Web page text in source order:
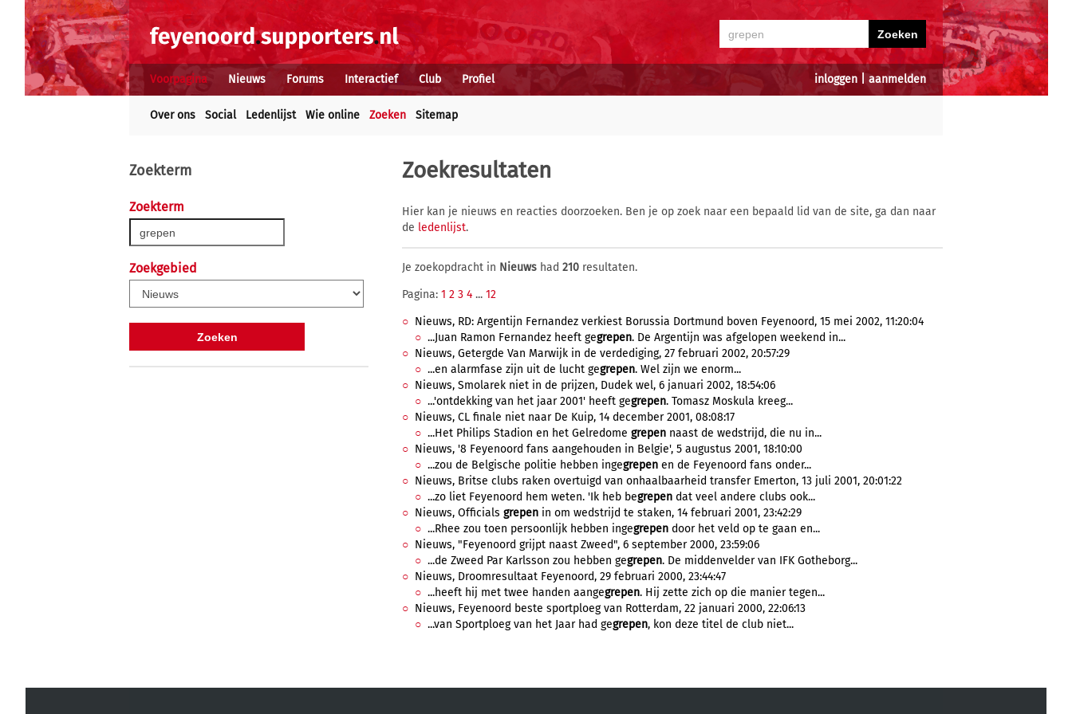
inloggen aanmelden
Voorpagina Nieuws Forums Interactief Club Profiel
Over ons Social Ledenlijst Wie online Zoeken Sitemap
Zoekterm
Zoekterm
Zoekgebied
Zoekresultaten
Hier kan je nieuws en reacties doorzoeken. Ben je op zoek naar een bepaald lid van de site, ga dan naar
de ledenlijst.
Je zoekopdracht in Nieuws had 210 resultaten.
Pagina: 1 2 3 4 ... 12
Nieuws, RD: Argentijn Fernandez verkiest Borussia Dortmund boven Feyenoord, 15 mei 2002, 11:20:04
...Juan Ramon Fernandez heeft gegrepen. De Argentijn was afgelopen weekend in...
Nieuws, Getergde Van Marwijk in de verdediging, 27 februari 2002, 20:57:29
...en alarmfase zijn uit de lucht gegrepen. Wel zijn we enorm...
Nieuws, Smolarek niet in de prijzen, Dudek wel, 6 januari 2002, 18:54:06
...'ontdekking van het jaar 2001' heeft gegrepen. Tomasz Moskula kreeg...
Nieuws, CL finale niet naar De Kuip, 14 december 2001, 08:08:17
...Het Philips Stadion en het Gelredome grepen naast de wedstrijd, die nu in...
Nieuws, '8 Feyenoord fans aangehouden in Belgie', 5 augustus 2001, 18:10:00
...zou de Belgische politie hebben ingegrepen en de Feyenoord fans onder...
Nieuws, Britse clubs raken overtuigd van onhaalbaarheid transfer Emerton, 13 juli 2001, 20:01:22
...zo liet Feyenoord hem weten. 'Ik heb begrepen dat veel andere clubs ook...
Nieuws, Officials grepen in om wedstrijd te staken, 14 februari 2001, 23:42:29
...Rhee zou toen persoonlijk hebben ingegrepen door het veld op te gaan en...
Nieuws, "Feyenoord grijpt naast Zweed", 6 september 2000, 23:59:06
...de Zweed Par Karlsson zou hebben gegrepen. De middenvelder van IFK Gotheborg...
Nieuws, Droomresultaat Feyenoord, 29 februari 2000, 23:44:47
...heeft hij met twee handen aangegrepen. Hij zette zich op die manier tegen...
Nieuws, Feyenoord beste sportploeg van Rotterdam, 22 januari 2000, 22:06:13
...van Sportploeg van het Jaar had gegrepen, kon deze titel de club niet...